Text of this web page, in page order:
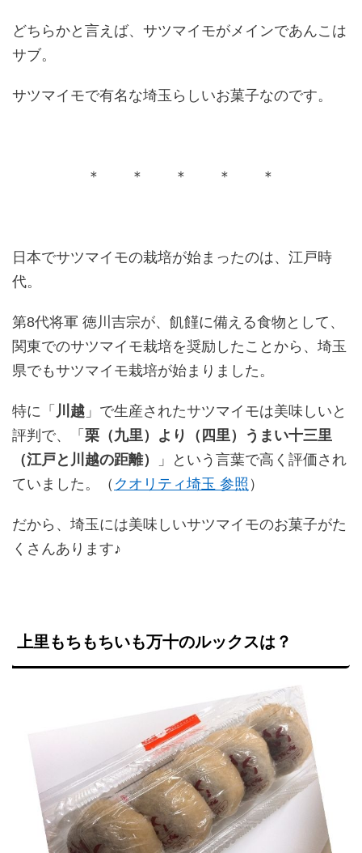
どちらかと言えば、サツマイモがメインであんこは
サブ。
サツマイモで有名な埼玉らしいお菓子なのです。
＊ ＊ ＊ ＊ ＊
日本でサツマイモの栽培が始まったのは、江戸時
代。
第8代将軍 徳川吉宗が、飢饉に備える食物として、
関東でのサツマイモ栽培を奨励したことから、埼玉
県でもサツマイモ栽培が始まりました。
特に「 川越 」で生産されたサツマイモは美味しいと
評判で、「 栗（九里）より（四里）うまい十三里
（江戸と川越の距離）
」という言葉で高く評価され
ていました。（ クオリティ埼玉 参照 ）
だから、埼玉には美味しいサツマイモのお菓子がた
くさんあります♪
上里もちもちいも万十のルックスは？